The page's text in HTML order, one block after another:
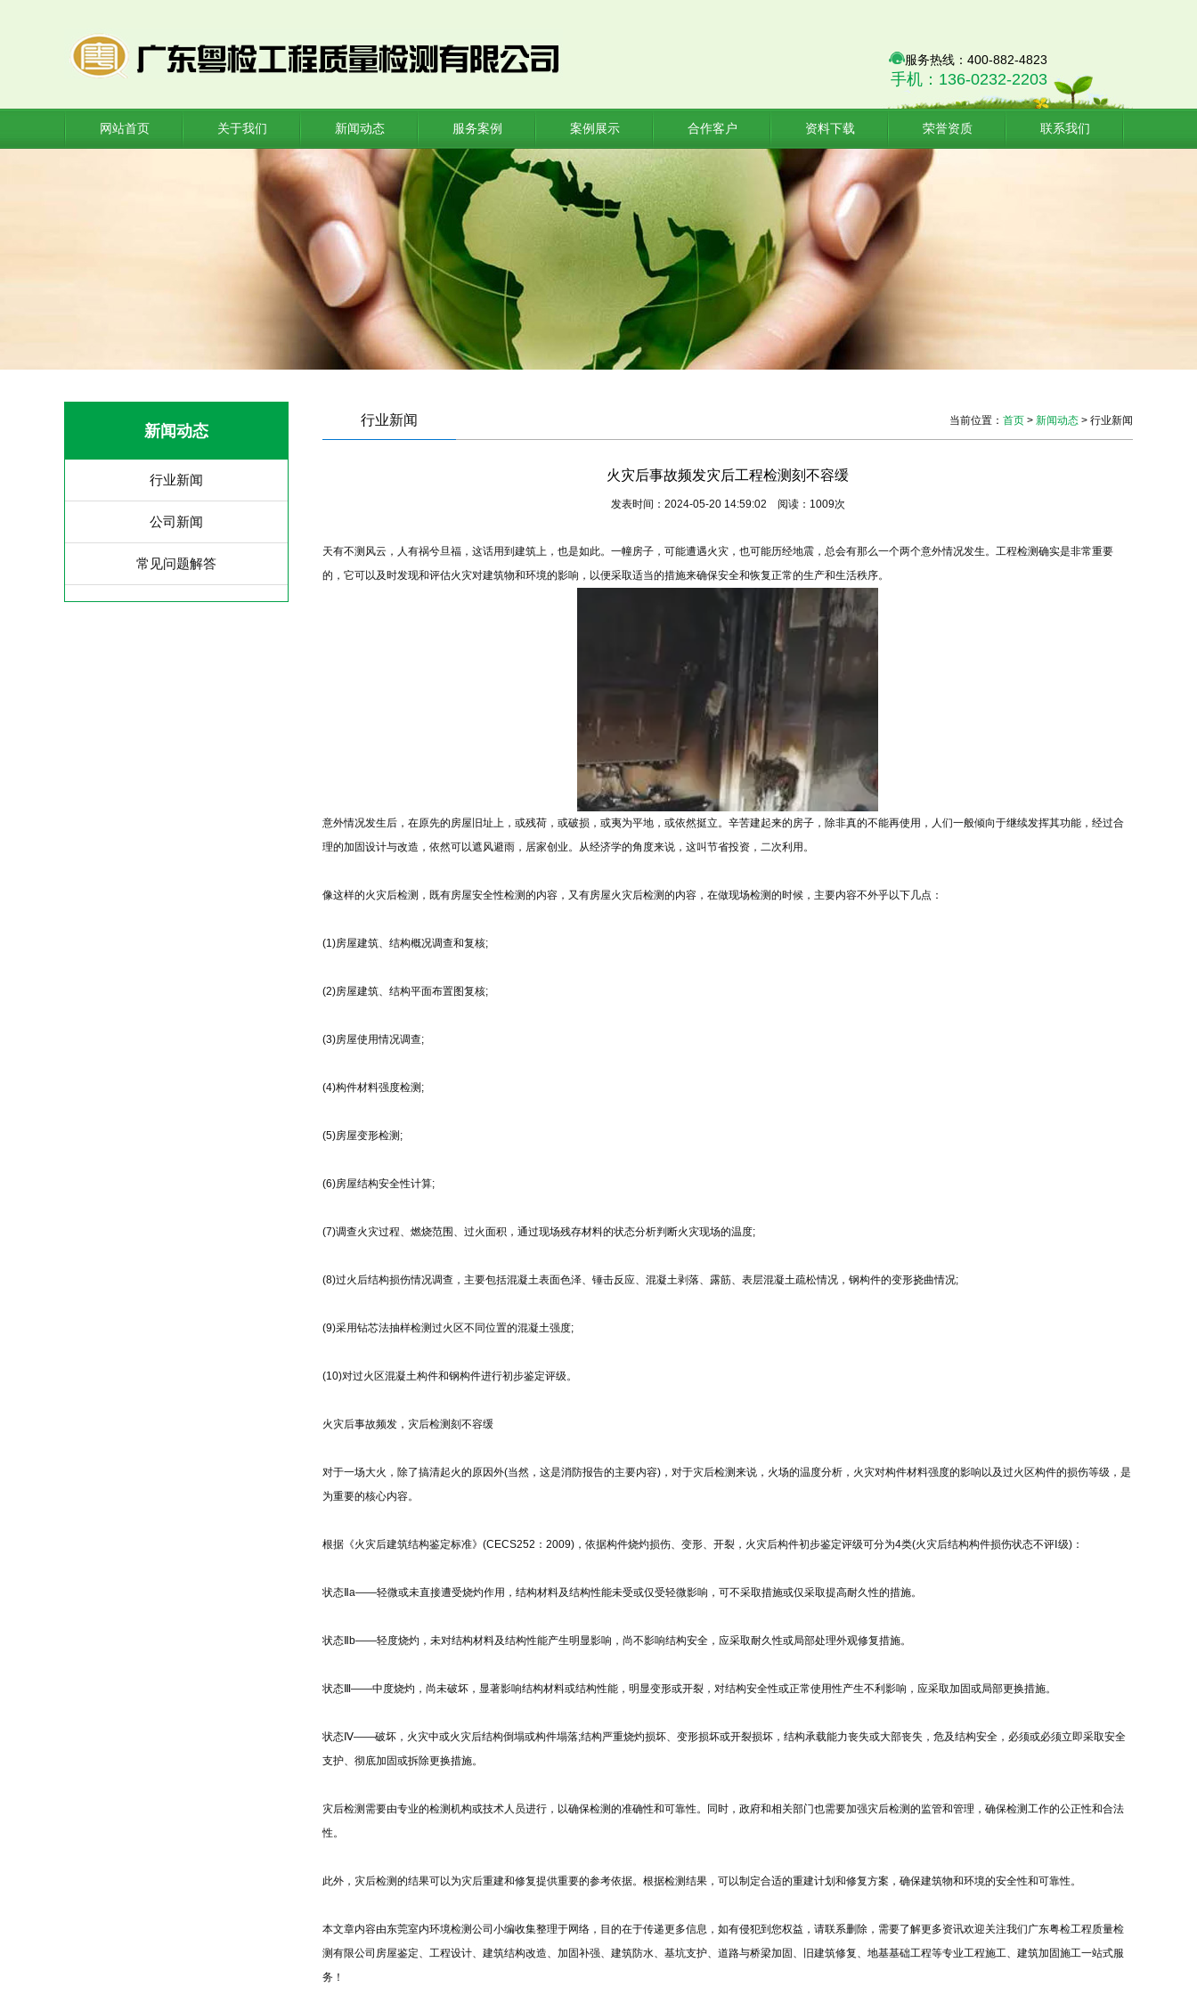
服务热线：400-882-4823
手机：136-0232-2203
网站首页 关于我们 新闻动态 服务案例 案例展示 合作客户 资料下载 荣誉资质 联系我们
新闻动态
行业新闻
公司新闻
常见问题解答
行业新闻 当前位置 ： 首页 > 新闻动态 > 行业新闻
火灾后事故频发灾后工程检测刻不容缓
发表时间：2024-05-20 14:59:02 阅读：1009次
天有不测风云，人有祸兮旦福，这话用到建筑上，也是如此。一幢房子，可能遭遇火灾，也可能历经地震，总会有那么一个两个意外情况发生。 工程检测确实是非常重要
的，它可以及时发现和评估火灾对建筑物和环境的影响，以便采取适当的措施来确保安全和恢复正常的生产和生活秩序。
意外情况发生后，在原先的房屋旧址上，或残荷，或破损，或夷为平地，或依然挺立。辛苦建起来的房子，除非真的不能再使用，人们一般倾向于继续发挥其功能，经过合
理的加固设计与改造，依然可以遮风避雨，居家创业。从经济学的角度来说，这叫节省投资，二次利用。
像这样的火灾后检测，既有房屋安全性检测的内容，又有房屋火灾后检测的内容，在做现场检测的时候，主要内容不外乎以下几点：
(1)房屋建筑、结构概况调查和复核;
(2)房屋建筑、结构平面布置图复核;
(3)房屋使用情况调查;
(4)构件材料强度检测;
(5)房屋变形检测;
(6)房屋结构安全性计算;
(7)调查火灾过程、燃烧范围、过火面积，通过现场残存材料的状态分析判断火灾现场的温度;
(8)过火后结构损伤情况调查，主要包括混凝土表面色泽、锤击反应、混凝土剥落、露筋、表层混凝土疏松情况，钢构件的变形挠曲情况;
(9)采用钻芯法抽样检测过火区不同位置的混凝土强度;
(10)对过火区混凝土构件和钢构件进行初步鉴定评级。
火灾后事故频发，灾后检测刻不容缓
对于一场大火，除了搞清起火的原因外(当然，这是消防报告的主要内容)，对于灾后检测来说，火场的温度分析，火灾对构件材料强度的影响以及过火区构件的损伤等级，是
为重要的核心内容。
根据《火灾后建筑结构鉴定标准》(CECS252：2009)，依据构件烧灼损伤、变形、开裂，火灾后构件初步鉴定评级可分为4类(火灾后结构构件损伤状态不评Ⅰ级)：
状态Ⅱa——轻微或未直接遭受烧灼作用，结构材料及结构性能未受或仅受轻微影响，可不采取措施或仅采取提高耐久性的措施。
状态Ⅱb——轻度烧灼，未对结构材料及结构性能产生明显影响，尚不影响结构安全，应采取耐久性或局部处理外观修复措施。
状态Ⅲ——中度烧灼，尚未破坏，显著影响结构材料或结构性能，明显变形或开裂，对结构安全性或正常使用性产生不利影响，应采取加固或局部更换措施。
状态Ⅳ——破坏，火灾中或火灾后结构倒塌或构件塌落;结构严重烧灼损坏、变形损坏或开裂损坏，结构承载能力丧失或大部丧失，危及结构安全，必须或必须立即采取安全
支护、彻底加固或拆除更换措施。
灾后检测需要由专业的检测机构或技术人员进行，以确保检测的准确性和可靠性。同时，政府和相关部门也需要加强灾后检测的监管和管理，确保检测工作的公正性和合法
性。
此外，灾后检测的结果可以为灾后重建和修复提供重要的参考依据。根据检测结果，可以制定合适的重建计划和修复方案，确保建筑物和环境的安全性和可靠性。
本文章内容由东莞室内环境检测公司小编收集整理于网络，目的在于传递更多信息，如有侵犯到您权益，请联系删除，需要了解更多资讯欢迎关注我们广东粤检工程质量检
测有限公司房屋鉴定、工程设计、建筑结构改造、加固补强、建筑防水、基坑支护、道路与桥梁加固、旧建筑修复、地基基础工程等专业工程施工、建筑加固施工一站式服
务！